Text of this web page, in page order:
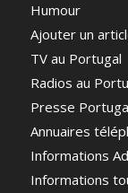
Humour
Ajouter un
TV au Portugal
Radios au
Presse
Annuaires
Informations
Informations